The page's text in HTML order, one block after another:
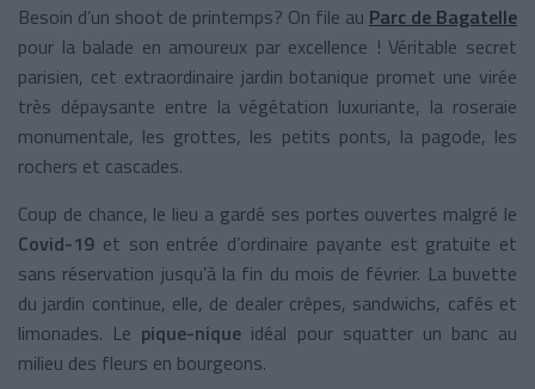
Besoin d’un shoot de printemps? On file au Parc de Bagatelle
pour la balade en amoureux par excellence ! Véritable secret
parisien, cet extraordinaire jardin botanique promet une virée
très dépaysante entre la végétation luxuriante, la roseraie
monumentale, les grottes, les petits ponts, la pagode, les
rochers et cascades.
Coup de chance, le lieu a gardé ses portes ouvertes malgré le
Covid-19 et son entrée d’ordinaire payante est gratuite et
sans réservation jusqu’à la fin du mois de février. La buvette
du jardin continue, elle, de dealer crêpes, sandwichs, cafés et
limonades. Le pique-nique idéal pour squatter un banc au
milieu des fleurs en bourgeons.